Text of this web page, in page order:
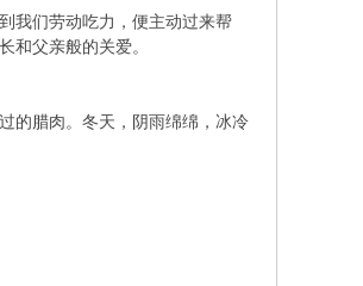
我们劳动吃力，便主动过来帮
和父亲般的关爱。
的腊肉。冬天，阴雨绵绵，冰冷